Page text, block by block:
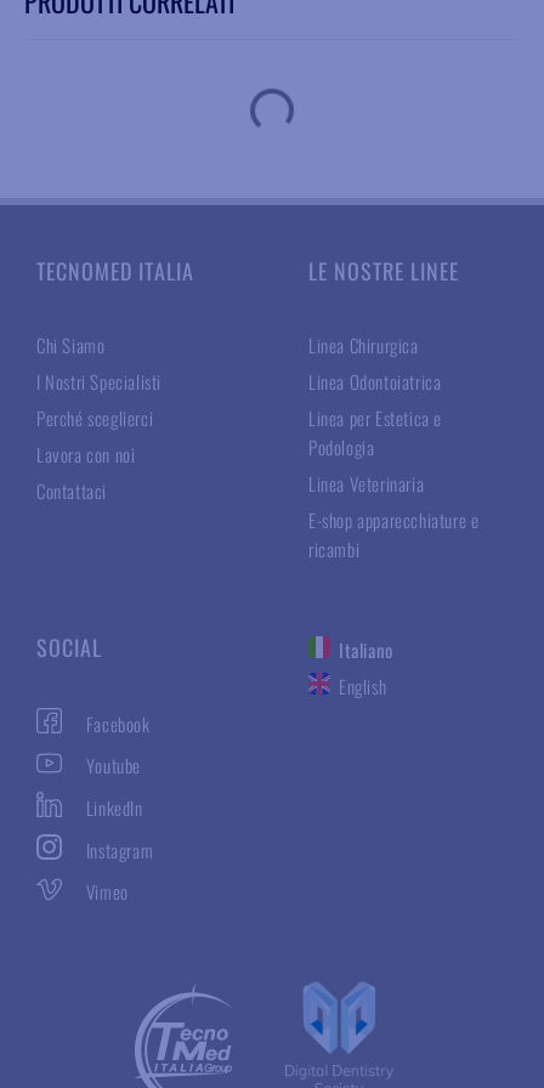
TECNOMED ITALIA
Chi Siamo
I Nostri Specialisti
Perché sceglierci
Lavora con noi
Contattaci
LE NOSTRE LINEE
Linea Chirurgica
Linea Odontoiatrica
Linea per Estetica e
Podologia
Linea Veterinaria
E-shop apparecchiature e
ricambi
SOCIAL
Facebook
Youtube
LinkedIn
Instagram
Vimeo
Italiano
English